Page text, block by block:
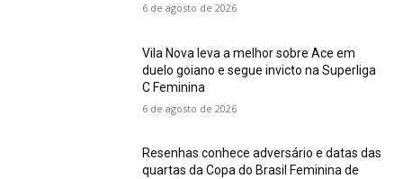
6 de agosto de 2026
Vila Nova leva a melhor sobre Ace em
duelo goiano e segue invicto na Superliga
C Feminina
6 de agosto de 2026
Resenhas conhece adversário e datas das
quartas da Copa do Brasil Feminina de